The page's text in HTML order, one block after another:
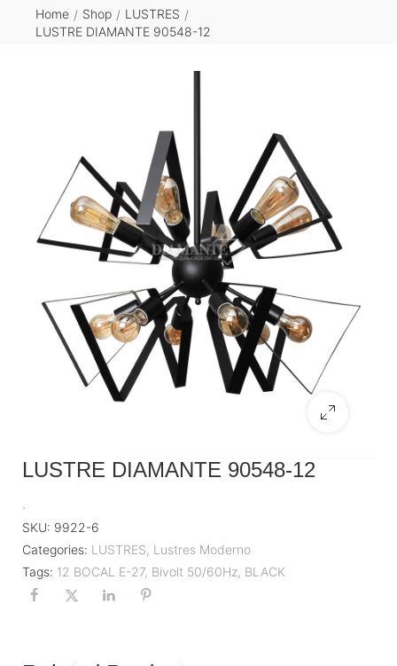
Home / Shop / LUSTRES /
LUSTRE DIAMANTE 90548-12
LUSTRE DIAMANTE 90548-12
.
SKU: 9922-6
Categories: LUSTRES, Lustres Moderno
Tags: 12 BOCAL E-27, Bivolt 50/60Hz, BLACK